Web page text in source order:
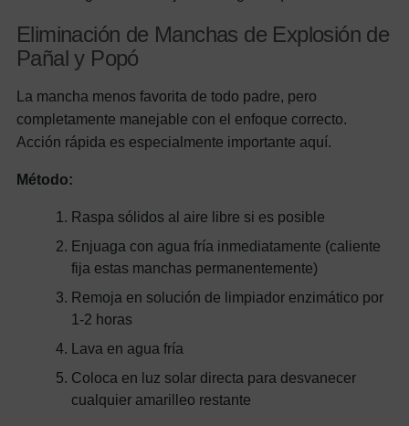
Eliminación de Manchas de Explosión de
Pañal y Popó
La mancha menos favorita de todo padre, pero
completamente manejable con el enfoque correcto.
Acción rápida es especialmente importante aquí.
Método:
Raspa sólidos al aire libre si es posible
Enjuaga con agua fría inmediatamente (caliente
fija estas manchas permanentemente)
Remoja en solución de limpiador enzimático por
1-2 horas
Lava en agua fría
Coloca en luz solar directa para desvanecer
cualquier amarilleo restante